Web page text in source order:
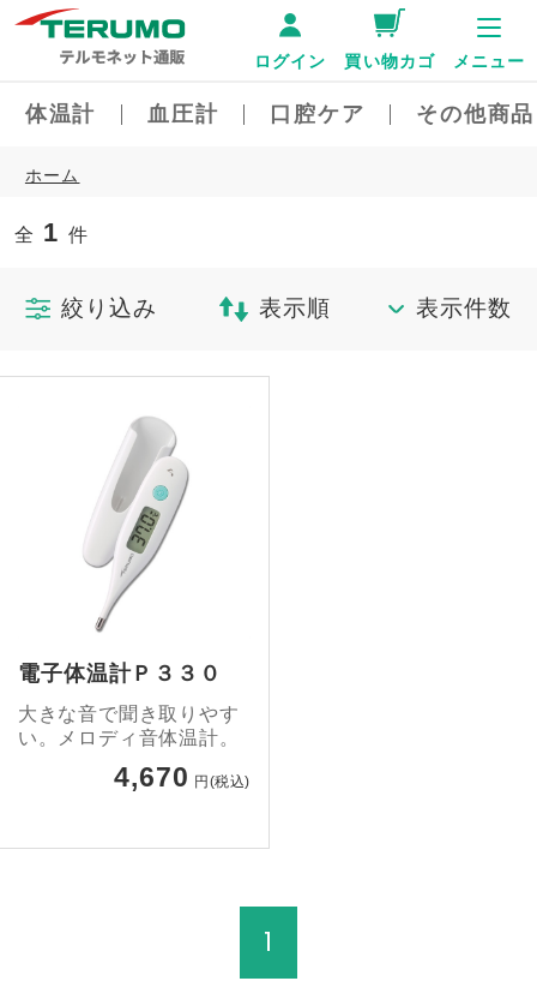
体温計 血圧計 口腔ケア その他商
ログイン 買い物カゴ メニュー
ホーム
全 1 件
絞り込み 表示順 表示件数
電子体温計Ｐ３３０
大きな音で聞き取りやす
い。メロディ音体温計。
4,670 円(税込)
1